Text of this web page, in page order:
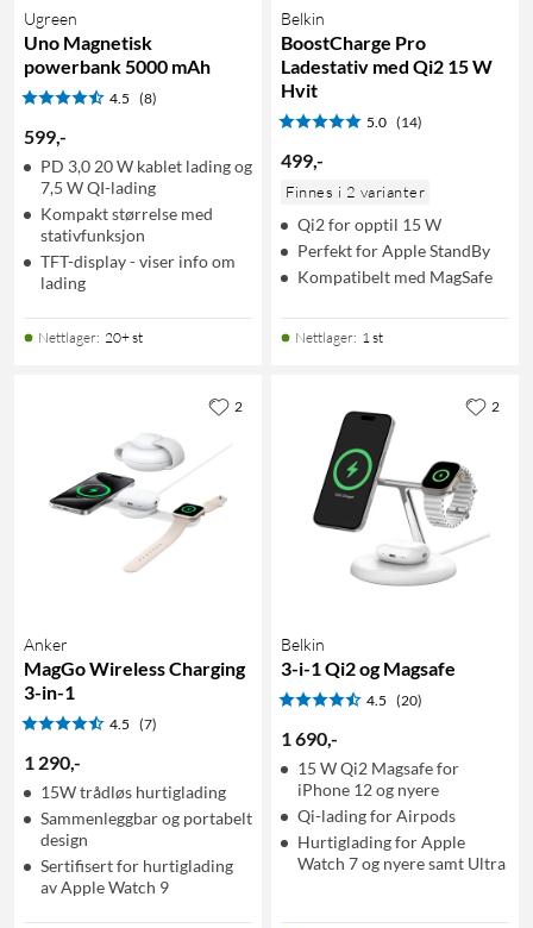
Ugreen
Uno Magnetisk
powerbank 5000 mAh
4.5 (8)
599,-
PD 3,0 20 W kablet lading og
7,5 W QI-lading
Kompakt størrelse med
stativfunksjon
TFT-display - viser info om
lading
Nettlager: 20+ st
Belkin
BoostCharge Pro
Ladestativ med Qi2 15 W
Hvit
5.0 (14)
499,-
Finnes i 2 varianter
Qi2 for opptil 15 W
Perfekt for Apple StandBy
Kompatibelt med MagSafe
Nettlager: 1 st
Anker
MagGo Wireless Charging
3-in-1
4.5 (7)
1 290,-
15W trådløs hurtiglading
Sammenleggbar og portabelt
design
Sertifisert for hurtiglading
av Apple Watch 9
2
Belkin
3-i-1 Qi2 og Magsafe
4.5 (20)
1 690,-
15 W Qi2 Magsafe for
iPhone 12 og nyere
Qi-lading for Airpods
Hurtiglading for Apple
Watch 7 og nyere samt Ultra
2